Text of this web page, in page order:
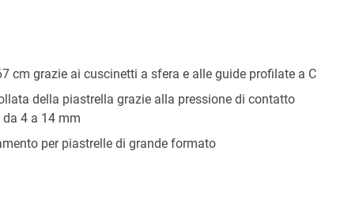
cm grazie ai cuscinetti a sfera e alle guide profilate a C
della piastrella grazie alla pressione di contatto
4 a 14 mm
per piastrelle di grande formato